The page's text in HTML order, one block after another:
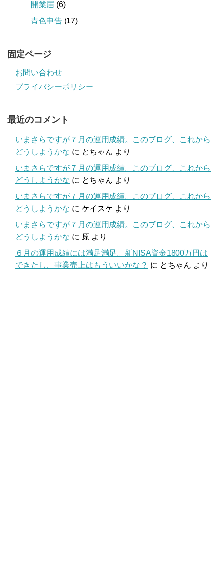
開業届 (6)
青色申告 (17)
固定ページ
お問い合わせ
プライバシーポリシー
最近のコメント
いまさらですが７月の運用成績。このブログ、これから
どうしようかな に とちゃん より
いまさらですが７月の運用成績。このブログ、これから
どうしようかな に とちゃん より
いまさらですが７月の運用成績。このブログ、これから
どうしようかな に ケイスケ より
いまさらですが７月の運用成績。このブログ、これから
どうしようかな に 原 より
６月の運用成績には満足満足。新NISA資金1800万円は
できたし、事業売上はもういいかな？ に とちゃん より